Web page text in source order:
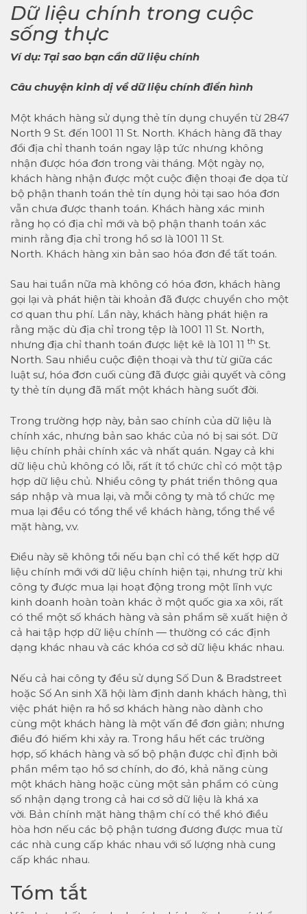
Dữ liệu chính trong cuộc
sống thực
Ví dụ: Tại sao bạn cần dữ liệu chính
Câu chuyện kinh dị về dữ liệu chính điển hình
Một khách hàng sử dụng thẻ tín dụng chuyển từ 2847
North 9 St. đến 1001 11 St. North. Khách hàng đã thay
đổi địa chỉ thanh toán ngay lập tức nhưng không
nhận được hóa đơn trong vài tháng. Một ngày nọ,
khách hàng nhận được một cuộc điện thoại đe dọa từ
bộ phận thanh toán thẻ tín dụng hỏi tại sao hóa đơn
vẫn chưa được thanh toán. Khách hàng xác minh
rằng họ có địa chỉ mới và bộ phận thanh toán xác
minh rằng địa chỉ trong hồ sơ là 1001 11 St.
North. Khách hàng xin bản sao hóa đơn để tất toán.
Sau hai tuần nữa mà không có hóa đơn, khách hàng
gọi lại và phát hiện tài khoản đã được chuyển cho một
cơ quan thu phí. Lần này, khách hàng phát hiện ra
rằng mặc dù địa chỉ trong tệp là 1001 11 St. North,
nhưng địa chỉ thanh toán được liệt kê là 101 11 th St.
North. Sau nhiều cuộc điện thoại và thư từ giữa các
luật sư, hóa đơn cuối cùng đã được giải quyết và công
ty thẻ tín dụng đã mất một khách hàng suốt đời.
Trong trường hợp này, bản sao chính của dữ liệu là
chính xác, nhưng bản sao khác của nó bị sai sót. Dữ
liệu chính phải chính xác và nhất quán. Ngay cả khi
dữ liệu chủ không có lỗi, rất ít tổ chức chỉ có một tập
hợp dữ liệu chủ. Nhiều công ty phát triển thông qua
sáp nhập và mua lại, và mỗi công ty mà tổ chức mẹ
mua lại đều có tổng thể về khách hàng, tổng thể về
mặt hàng, v.v.
Điều này sẽ không tồi nếu bạn chỉ có thể kết hợp dữ
liệu chính mới với dữ liệu chính hiện tại, nhưng trừ khi
công ty được mua lại hoạt động trong một lĩnh vực
kinh doanh hoàn toàn khác ở một quốc gia xa xôi, rất
có thể một số khách hàng và sản phẩm sẽ xuất hiện ở
cả hai tập hợp dữ liệu chính — thường có các định
dạng khác nhau và các khóa cơ sở dữ liệu khác nhau.
Nếu cả hai công ty đều sử dụng Số Dun & Bradstreet
hoặc Số An sinh Xã hội làm định danh khách hàng, thì
việc phát hiện ra hồ sơ khách hàng nào dành cho
cùng một khách hàng là một vấn đề đơn giản; nhưng
điều đó hiếm khi xảy ra. Trong hầu hết các trường
hợp, số khách hàng và số bộ phận được chỉ định bởi
phần mềm tạo hồ sơ chính, do đó, khả năng cùng
một khách hàng hoặc cùng một sản phẩm có cùng
số nhận dạng trong cả hai cơ sở dữ liệu là khá xa
vời. Bản chính mặt hàng thậm chí có thể khó điều
hòa hơn nếu các bộ phận tương đương được mua từ
các nhà cung cấp khác nhau với số lượng nhà cung
cấp khác nhau.
Tóm tắt